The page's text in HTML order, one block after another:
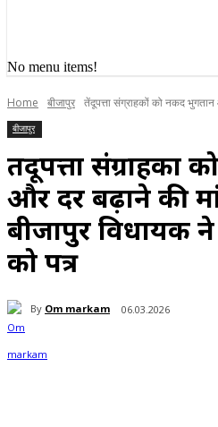
No menu items!
Home बीजापुर तेंदूपत्ता संग्राहकों को नकद
बीजापुर
तेंदूपत्ता संग्राहकों
और दर बढ़ाने की
बीजापुर विधायक
को पत्र
By Om markam 06.03.2026